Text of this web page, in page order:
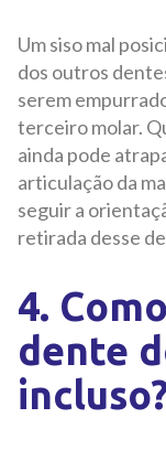
Um siso mal
dos outros
serem
terceiro molar.
ainda pode
articulação da
seguir a
retirada desse
4.
dente